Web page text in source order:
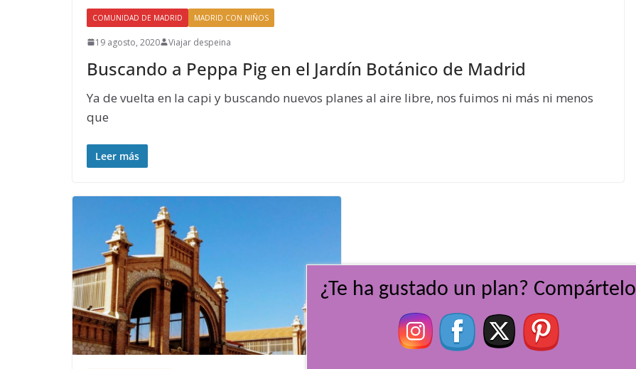
COMUNIDAD DE MADRID MADRID CON NIÑOS
19 agosto, 2020 Viajar despeina
Buscando a Peppa Pig en el Jardín Botánico de Madrid
Ya de vuelta en la capi y buscando nuevos planes al aire libre, nos fuimos ni más ni menos
que
Leer más
¿Te ha gustado un plan? Compártelo